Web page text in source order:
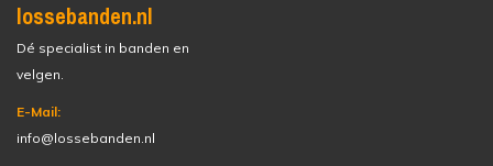
lossebanden.nl
Dé specialist in banden en
velgen.
E-Mail:
info@lossebanden.nl